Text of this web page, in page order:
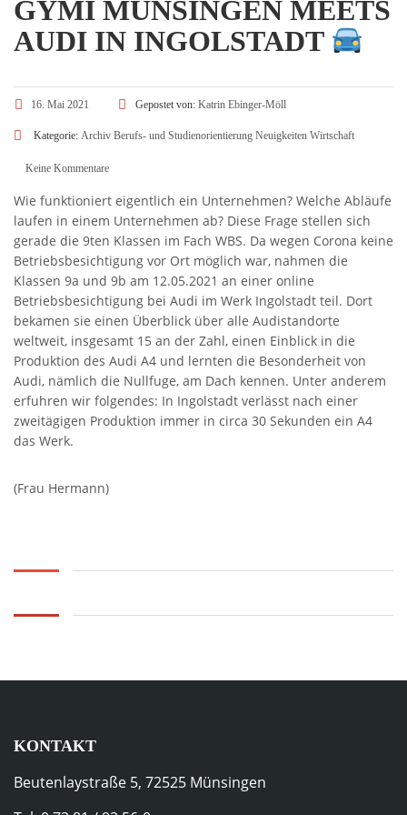
GYMI MÜNSINGEN MEETS
AUDI IN INGOLSTADT
16. Mai 2021 Gepostet von: Katrin Ebinger-Möll
Kategorie: Archiv Berufs- und Studienorientierung Neuigkeiten Wirtschaft
Keine Kommentare
Wie funktioniert eigentlich ein Unternehmen? Welche Abläufe
laufen in einem Unternehmen ab? Diese Frage stellen sich
gerade die 9ten Klassen im Fach WBS. Da wegen Corona keine
Betriebsbesichtigung vor Ort möglich war, nahmen die
Klassen 9a und 9b am 12.05.2021 an einer online
Betriebsbesichtigung bei Audi im Werk Ingolstadt teil. Dort
bekamen sie einen Überblick über alle Audistandorte
weltweit, insgesamt 15 an der Zahl, einen Einblick in die
Produktion des Audi A4 und lernten die Besonderheit von
Audi, nämlich die Nullfuge, am Dach kennen. Unter anderem
erfuhren wir folgendes: In Ingolstadt verlässt nach einer
zweitägigen Produktion immer in circa 30 Sekunden ein A4
das Werk.
(Frau Hermann)
KONTAKT
Beutenlaystraße 5, 72525 Münsingen